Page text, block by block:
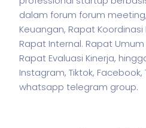
dalam forum forum
Keuangan, Rapat
Rapat Internal. Rapat
Rapat Evaluasi Kinerja,
Instagram, Tiktok,
whatsapp telegram group.